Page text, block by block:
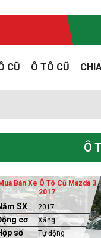
CŨ Ô TÔ CŨ
Ô
Bán Xe Ô Tô Cũ Mazda 3
2017
SX 2017
cơ Xăng
số Tự động